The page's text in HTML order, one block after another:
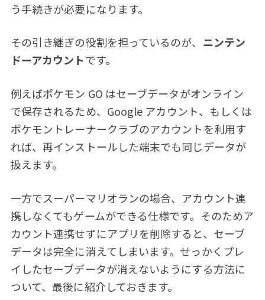
う手続きが必要になります。
その引き継ぎの役割を担っているのが、 ニンテン
ドーアカウントです。
例えばポケモン GO はセーブデータがオンライン
で保存されるため、Google アカウント、もしくは
ポケモントレーナークラブのアカウントを利用す
れば、再インストールした端末でも同じデータが
扱えます。
一方でスーパーマリオランの場合、アカウント連
携しなくてもゲームができる仕様です。そのためア
カウント連携せずにアプリを削除すると、セーブ
データは完全に消えてしまいます。せっかくプレ
イしたセーブデータが消えないようにする方法に
ついて、最後に紹介しておきます。